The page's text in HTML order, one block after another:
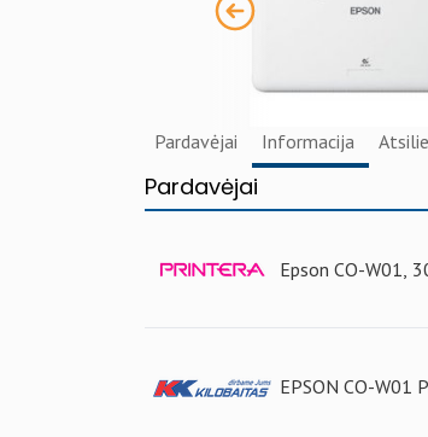
Pardavėjai Informacija
Pardavėjai
Epson CO-W01,
EPSON CO-W01